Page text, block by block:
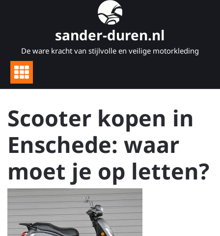
sander-duren.nl
De ware kracht van stijlvolle en veilige motorkleding
Scooter kopen in
Enschede: waar
moet je op letten?